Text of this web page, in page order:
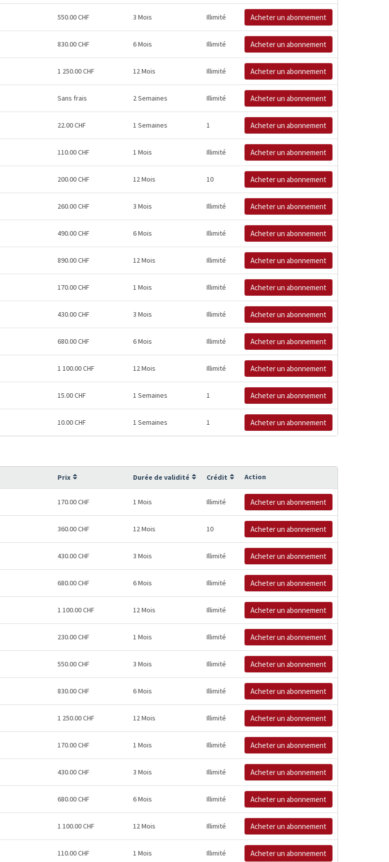
550.00 CHF 3 Mois Illimité Acheter un abonnement
830.00 CHF 6 Mois Illimité Acheter un abonnement
1 250.00 CHF 12 Mois Illimité Acheter un abonnement
Sans frais 2 Semaines Illimité Acheter un abonnement
22.00 CHF 1 Semaines 1 Acheter un abonnement
110.00 CHF 1 Mois Illimité Acheter un abonnement
200.00 CHF 12 Mois 10 Acheter un abonnement
260.00 CHF 3 Mois Illimité Acheter un abonnement
490.00 CHF 6 Mois Illimité Acheter un abonnement
890.00 CHF 12 Mois Illimité Acheter un abonnement
170.00 CHF 1 Mois Illimité Acheter un abonnement
430.00 CHF 3 Mois Illimité Acheter un abonnement
680.00 CHF 6 Mois Illimité Acheter un abonnement
1 100.00 CHF 12 Mois Illimité Acheter un abonnement
15.00 CHF 1 Semaines 1 Acheter un abonnement
10.00 CHF 1 Semaines 1 Acheter un abonnement
Prix Durée de validité Crédit Action
170.00 CHF 1 Mois Illimité Acheter un abonnement
360.00 CHF 12 Mois 10 Acheter un abonnement
430.00 CHF 3 Mois Illimité Acheter un abonnement
680.00 CHF 6 Mois Illimité Acheter un abonnement
1 100.00 CHF 12 Mois Illimité Acheter un abonnement
230.00 CHF 1 Mois Illimité Acheter un abonnement
550.00 CHF 3 Mois Illimité Acheter un abonnement
830.00 CHF 6 Mois Illimité Acheter un abonnement
1 250.00 CHF 12 Mois Illimité Acheter un abonnement
170.00 CHF 1 Mois Illimité Acheter un abonnement
430.00 CHF 3 Mois Illimité Acheter un abonnement
680.00 CHF 6 Mois Illimité Acheter un abonnement
1 100.00 CHF 12 Mois Illimité Acheter un abonnement
110.00 CHF 1 Mois Illimité Acheter un abonnement